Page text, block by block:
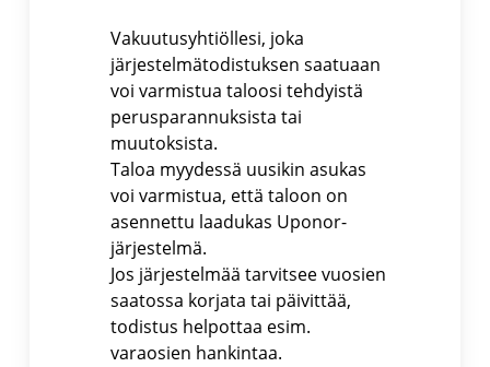
Vakuutusyhtiöllesi, joka
järjestelmätodistuksen saatuaan
voi varmistua taloosi tehdyistä
perusparannuksista tai
muutoksista.
Taloa myydessä uusikin asukas
voi varmistua, että taloon on
asennettu laadukas Uponor-
järjestelmä.
Jos järjestelmää tarvitsee vuosien
saatossa korjata tai päivittää,
todistus helpottaa esim.
varaosien hankintaa.